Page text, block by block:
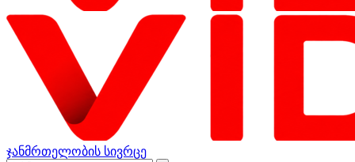
ჯანმრთელობის სივრცე